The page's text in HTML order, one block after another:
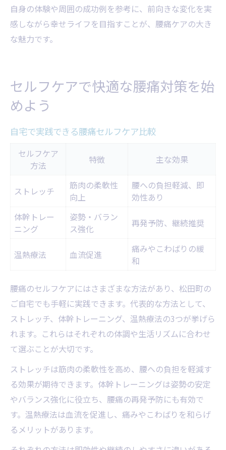
自身の体験や周囲の成功例を参考に、前向きな変化を実
感しながら幸せライフを目指すことが、腰痛ケアの大き
な魅力です。
セルフケアで快適な腰痛対策を始
めよう
自宅で実践できる腰痛セルフケア比較
セルフケア
方法
特徴 主な効果
ストレッチ
筋肉の柔軟性
向上
腰への負担軽減、即
効性あり
体幹トレー
ニング
姿勢・バラン
ス強化
再発予防、継続推奨
温熱療法 血流促進
痛みやこわばりの緩
和
腰痛のセルフケアにはさまざまな方法があり、松田町の
ご自宅でも手軽に実践できます。代表的な方法として、
ストレッチ、体幹トレーニング、温熱療法の3つが挙げら
れます。これらはそれぞれの体調や生活リズムに合わせ
て選ぶことが大切です。
ストレッチは筋肉の柔軟性を高め、腰への負担を軽減す
る効果が期待できます。体幹トレーニングは姿勢の安定
やバランス強化に役立ち、腰痛の再発予防にも有効で
す。温熱療法は血流を促進し、痛みやこわばりを和らげ
るメリットがあります。